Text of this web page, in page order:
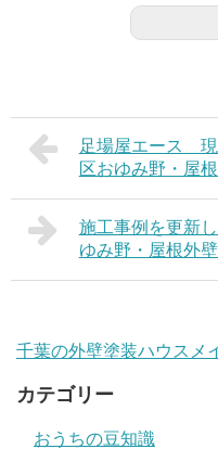
足場屋エース 現
区おゆみ野・屋根
施工事例を更新
ゆみ野・屋根外壁
千葉の外壁塗装ハウスメ
カテゴリー
おうちの豆知識